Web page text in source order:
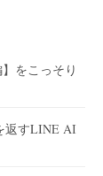
をこっそり
返すLINE AI